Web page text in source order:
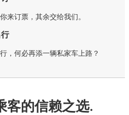
来订票，其余交给我们。
，何必再添一辆私家车上路？
客的信赖之选.